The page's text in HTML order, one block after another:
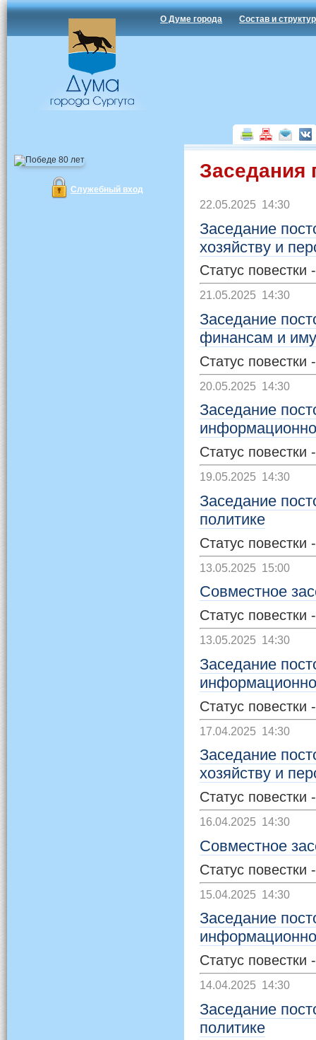
О Думе города Состав и
Служебный вход
Заседания
22.05.2025 14:30
Заседание
хозяйству и
Статус повестки
21.05.2025 14:30
Заседание
финансам и
Статус повестки
20.05.2025 14:30
Заседание
Статус повестки
19.05.2025 14:30
Заседание
политике
Статус повестки
13.05.2025 15:00
Совместное
Статус повестки
13.05.2025 14:30
Заседание
Статус повестки
17.04.2025 14:30
Заседание
хозяйству и
Статус повестки
16.04.2025 14:30
Совместное
Статус повестки
15.04.2025 14:30
Заседание
Статус повестки
14.04.2025 14:30
Заседание
политике